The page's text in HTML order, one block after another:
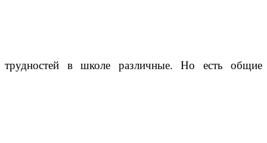
трудностей в школе различные. Но есть общие